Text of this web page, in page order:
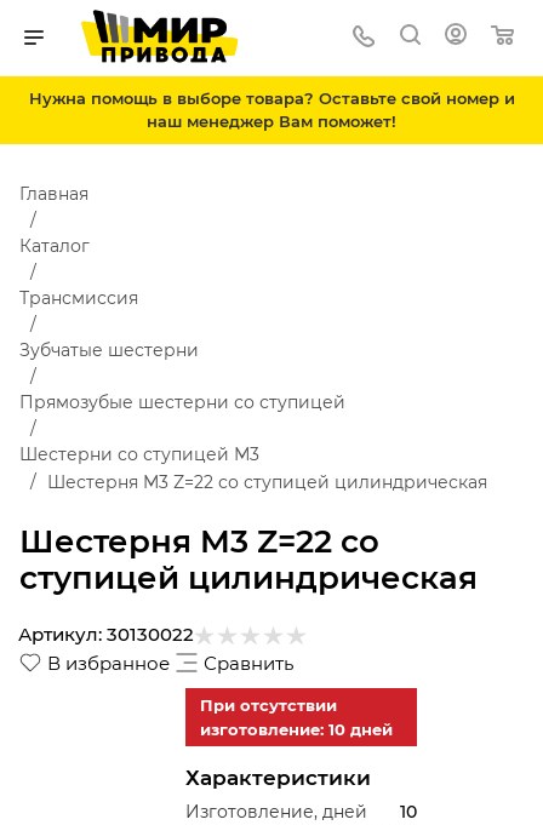
Нужна помощь в выборе товара? Оставьте свой номер и
наш менеджер Вам поможет!
Шестерня M3 Z=22 со
ступицей цилиндрическая
Главная
Каталог
Трансмиссия
Зубчатые шестерни
Прямозубые шестерни со ступицей
Шестерни со ступицей М3
Шестерня M3 Z=22 со ступицей цилиндрическая
В избранное Сравнить
Артикул: 30130022
При отсутствии
изготовление: 10 дней
Характеристики
Изготовление, дней
10